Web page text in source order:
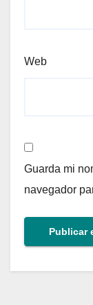
Web
Guarda mi
navegador